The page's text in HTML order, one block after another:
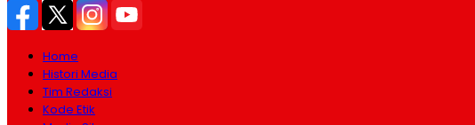
Home
Histori Media
Tim Redaksi
Kode Etik